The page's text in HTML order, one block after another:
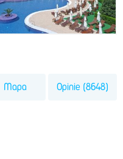
Mapa Opinie (8648)